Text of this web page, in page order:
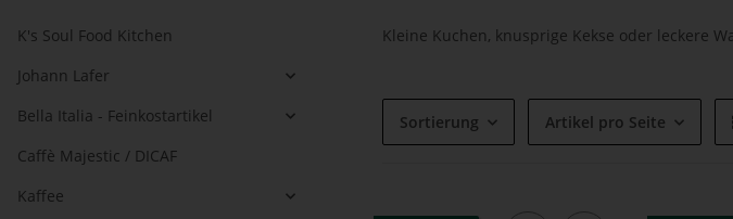
Kleine Kuchen, knusprige Kekse oder leckere
Sortierung Artikel pro Seite
K's Soul Food Kitchen
Johann Lafer
Bella Italia - Feinkostartikel
Caffè Majestic / DICAF
Kaffee